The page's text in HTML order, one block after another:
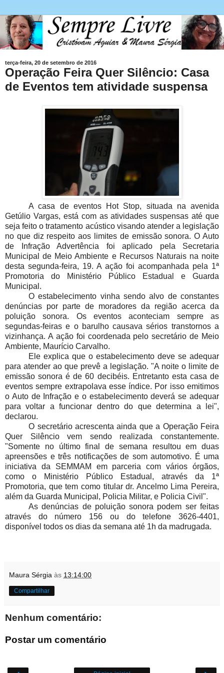
terça-feira, 20 de setembro de 2016
Operação Feira Quer Silêncio: Casa
de Eventos tem atividade suspensa
A casa de eventos Hot Stop, situada na avenida
Getúlio Vargas, está com as atividades suspensas até que
seja feito o tratamento acústico visando atender a legislação
no que diz respeito aos limites de emissão sonora. O Auto
de Infração Advertência foi aplicado pela Secretaria
Municipal de Meio Ambiente e Recursos Naturais na noite
desta segunda-feira, 19. A ação foi acompanhada pela 1ª
Promotoria do Ministério Público Estadual e Guarda
Municipal.
O estabelecimento vinha sendo alvo de constantes
denúncias por parte de moradores da região acerca da
poluição sonora. Os eventos aconteciam sempre as
segundas-feiras e o barulho causava sérios transtornos a
vizinhança. A ação foi coordenada pelo secretário de Meio
Ambiente, Maurício Carvalho.
Ele explica que o estabelecimento deve se adequar
para atender ao que prevê a legislação. "A noite o limite de
emissão sonora é de 60 decibéis. Entretanto esta casa de
eventos sempre extrapolava esse índice. Por isso emitimos
o Auto de Infração e o estabelecimento deverá se adequar
para voltar a funcionar dentro do que determina a lei",
declarou.
O secretário acrescenta ainda que a Operação Feira
Quer Silêncio vem sendo realizada constantemente.
"Somente no último final de semana resultou em duas
apreensões e três notificações de som automotivo. É uma
iniciativa da SEMMAM em parceria com vários órgãos,
como o Ministério Público Estadual, através da 1ª
Promotoria, que tem como titular dr. Ancelmo Lima Pereira,
além da Guarda Municipal, Policia Militar, e Policia Civil".
As denúncias de poluição sonora podem ser feitas
através do número 156 ou do telefone 3626-4401,
disponível todos os dias da semana até 1h da madrugada.
Maura Sérgia às 13:14:00
Compartilhar
Nenhum comentário:
Postar um comentário